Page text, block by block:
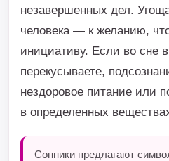
незавершенных дел.
человека — к желанию,
инициативу. Если во сне
перекусываете,
нездоровое питание или
в определенных
Сонники предлагают